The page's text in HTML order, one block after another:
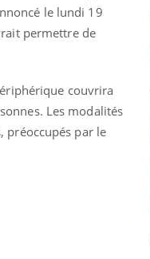
le lundi 19
permettre de
couvrira
Les modalités
préoccupés par le
Fortes chaleurs :
pourquoi le risque de
noyade grimpe-t-il ?
Le Viagra pourrait-il
freiner la propagation du
cancer ?